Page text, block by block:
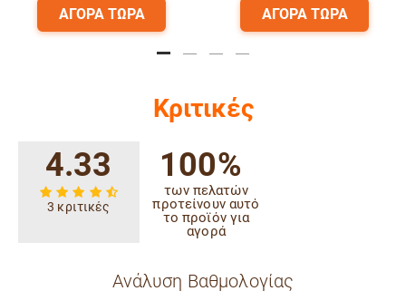
ΑΓΟΡΑ ΤΩΡΑ ΑΓΟΡΑ ΤΩΡΑ
Κριτικές
4.33
3 κριτικές
100%
των πελατών
προτείνουν αυτό
το προϊόν για
αγορά
Ανάλυση Βαθμολογίας